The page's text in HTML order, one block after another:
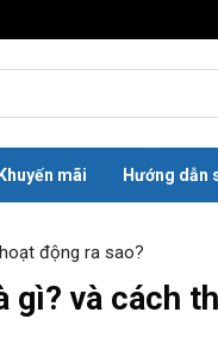
mãi Hướng dẫn
động ra sao?
gì? và cách